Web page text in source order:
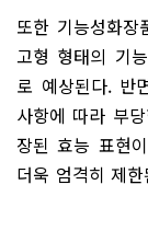
또한 기능성화
고형 형태의 기
로 예상된다. 반
사항에 따라 부
장된 효능 표현
더욱 엄격히 제